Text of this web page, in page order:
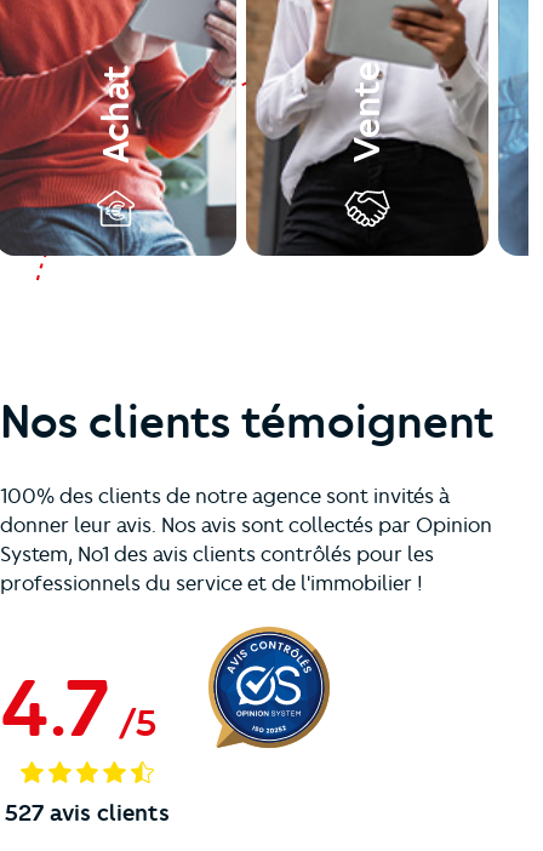
Achat Vente
Nos clients témoignent
100% des clients de notre agence sont invités à
donner leur avis. Nos avis sont collectés par Opinion
System, No1 des avis clients contrôlés pour les
professionnels du service et de l'immobilier !
4.7 /5
527 avis clients